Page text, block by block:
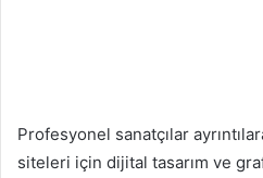
Profesyonel sanatçılar
siteleri için dijital tasarım ve